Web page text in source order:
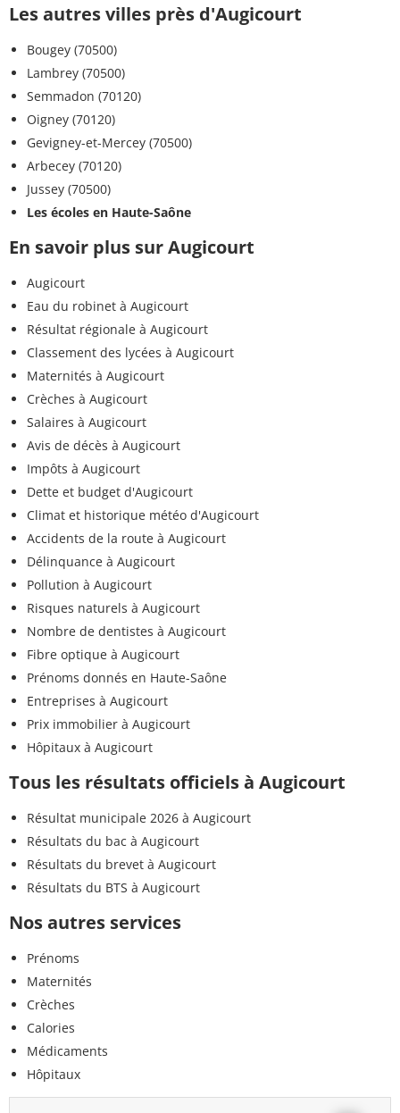
Les autres villes près d'Augicourt
Bougey (70500)
Lambrey (70500)
Semmadon (70120)
Oigney (70120)
Gevigney-et-Mercey (70500)
Arbecey (70120)
Jussey (70500)
Les écoles en Haute-Saône
En savoir plus sur Augicourt
Augicourt
Eau du robinet à Augicourt
Résultat régionale à Augicourt
Classement des lycées à Augicourt
Maternités à Augicourt
Crèches à Augicourt
Salaires à Augicourt
Avis de décès à Augicourt
Impôts à Augicourt
Dette et budget d'Augicourt
Climat et historique météo d'Augicourt
Accidents de la route à Augicourt
Délinquance à Augicourt
Pollution à Augicourt
Risques naturels à Augicourt
Nombre de dentistes à Augicourt
Fibre optique à Augicourt
Prénoms donnés en Haute-Saône
Entreprises à Augicourt
Prix immobilier à Augicourt
Hôpitaux à Augicourt
Tous les résultats officiels à Augicourt
Résultat municipale 2026 à Augicourt
Résultats du bac à Augicourt
Résultats du brevet à Augicourt
Résultats du BTS à Augicourt
Nos autres services
Prénoms
Maternités
Crèches
Calories
Médicaments
Hôpitaux